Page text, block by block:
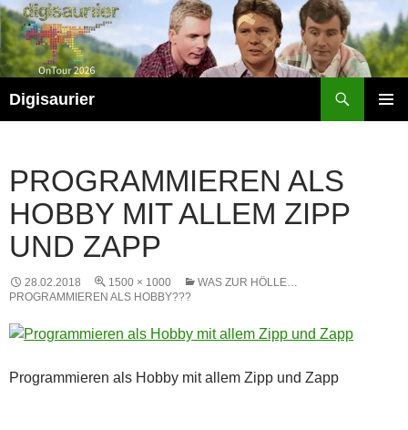
Zum
Inhalt
springen
Digisaurier
PROGRAMMIEREN ALS
HOBBY MIT ALLEM ZIPP
UND ZAPP
28.02.2018 1500 × 1000
WAS ZUR HÖLLE…
PROGRAMMIEREN ALS HOBBY???
Programmieren als Hobby mit allem Zipp und Zapp